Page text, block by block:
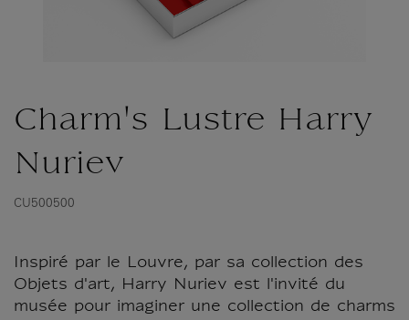
Charm's Lustre Harry
Nuriev
CU500500
Inspiré par le Louvre, par sa collection des
Objets d'art, Harry Nuriev est l'invité du
musée pour imaginer une collection de charms